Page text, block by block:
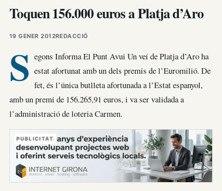
Toquen 156.000 euros a Platja d’Aro
19 GENER 2012REDACCIÓ
S egons Informa El Punt Avui Un veí de Platja d’Aro ha
estat afortunat amb un dels premis de l’Euromilió. De
fet, és l’única butlleta afortunada a l’Estat espanyol,
amb un premi de 156.265,91 euros, i va ser validada a
l’administració de loteria Carmen.
PUBLICITAT